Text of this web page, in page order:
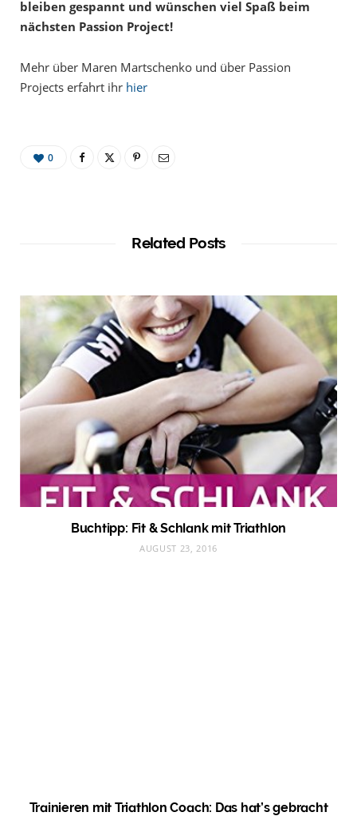
bleiben gespannt und wünschen viel Spaß beim
nächsten Passion Project!
Mehr über Maren Martschenko und über Passion
Projects erfahrt ihr hier
0
Related Posts
Buchtipp: Fit & Schlank mit Triathlon
AUGUST 23, 2016
Trainieren mit Triathlon Coach: Das hat’s gebracht